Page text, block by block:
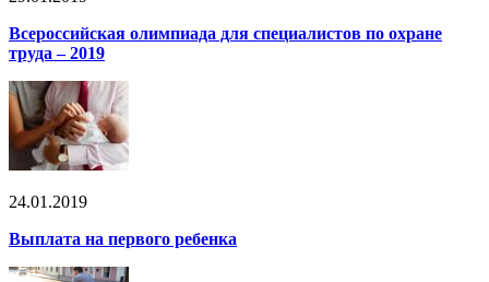
Всероссийская олимпиада для специалистов по охране
труда – 2019
24.01.2019
Выплата на первого ребенка